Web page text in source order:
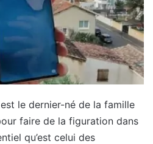
le dernier-né de la famille
faire de la figuration dans
qu’est celui des